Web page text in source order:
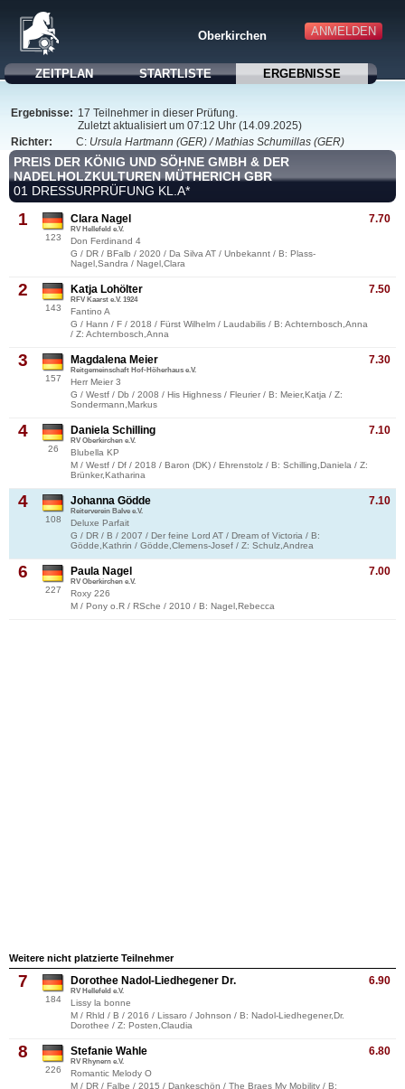
ANMELDEN
Oberkirchen
ZEITPLAN STARTLISTE ERGEBNISSE
Ergebnisse: 17 Teilnehmer in dieser Prüfung.
Zuletzt aktualisiert um 07:12 Uhr (14.09.2025)
Richter:
C: Ursula Hartmann (GER) / Mathias Schumillas (GER)
PREIS DER KÖNIG UND SÖHNE GMBH & DER
NADELHOLZKULTUREN MÜTHERICH GBR
01 DRESSURPRÜFUNG KL.A*
1
123
7.70
Clara Nagel
RV Hellefeld e.V.
Don Ferdinand 4
G / DR / BFalb / 2020 / Da Silva AT / Unbekannt / B: Plass-
Nagel,Sandra / Nagel,Clara
2
143
7.50
Katja Lohölter
RFV Kaarst e.V. 1924
Fantino A
G / Hann / F / 2018 / Fürst Wilhelm / Laudabilis / B: Achternbosch,Anna
/ Z: Achternbosch,Anna
3
157
7.30
Magdalena Meier
Reitgemeinschaft Hof-Höherhaus e.V.
Herr Meier 3
G / Westf / Db / 2008 / His Highness / Fleurier / B: Meier,Katja / Z:
Sondermann,Markus
4
26
7.10
Daniela Schilling
RV Oberkirchen e.V.
Blubella KP
M / Westf / Df / 2018 / Baron (DK) / Ehrenstolz / B: Schilling,Daniela / Z:
Brünker,Katharina
4
108
7.10
Johanna Gödde
Reiterverein Balve e.V.
Deluxe Parfait
G / DR / B / 2007 / Der feine Lord AT / Dream of Victoria / B:
Gödde,Kathrin / Gödde,Clemens-Josef / Z: Schulz,Andrea
6
227
7.00
Paula Nagel
RV Oberkirchen e.V.
Roxy 226
M / Pony o.R / RSche / 2010 / B: Nagel,Rebecca
Weitere nicht platzierte Teilnehmer
7
184
6.90
Dorothee Nadol-Liedhegener Dr.
RV Hellefeld e.V.
Lissy la bonne
M / Rhld / B / 2016 / Lissaro / Johnson / B: Nadol-Liedhegener,Dr.
Dorothee / Z: Posten,Claudia
8
226
6.80
Stefanie Wahle
RV Rhynern e.V.
Romantic Melody O
M / DR / Falbe / 2015 / Dankeschön / The Braes My Mobility / B: